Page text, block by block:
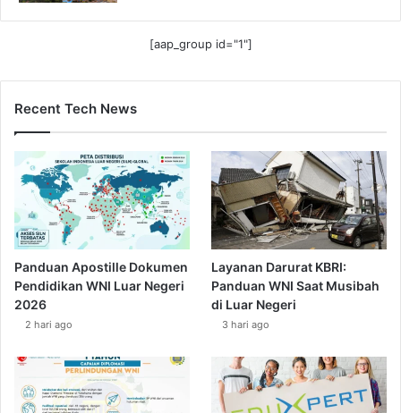
[aap_group id="1"]
Recent Tech News
Panduan Apostille Dokumen
Pendidikan WNI Luar Negeri
2026
2 hari ago
Layanan Darurat KBRI:
Panduan WNI Saat Musibah
di Luar Negeri
3 hari ago